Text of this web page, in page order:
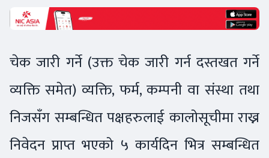
चेक जारी गर्ने (उक्त चेक जारी गर्न दस्तखत गर्ने
व्यक्ति समेत) व्यक्ति, फर्म, कम्पनी वा संस्था तथा
निजसँग सम्बन्धित पक्षहरुलाई कालोसूचीमा राख्न
निवेदन प्राप्त भएको ५ कार्यदिन भित्र सम्बन्धित